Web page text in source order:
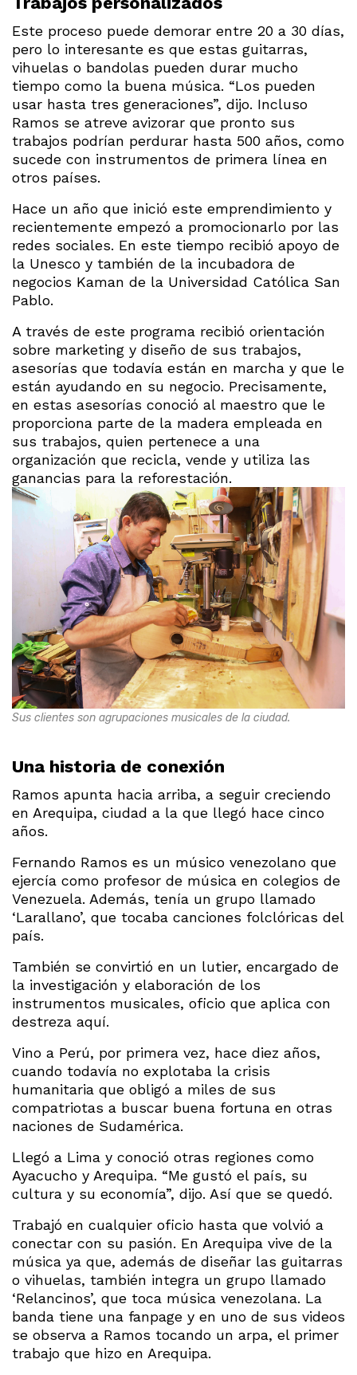
Este proceso puede demorar entre 20 a 30 días,
pero lo interesante es que estas guitarras,
vihuelas o bandolas pueden durar mucho
tiempo como la buena música. “Los pueden
usar hasta tres generaciones”, dijo. Incluso
Ramos se atreve avizorar que pronto sus
trabajos podrían perdurar hasta 500 años, como
sucede con instrumentos de primera línea en
otros países.
Hace un año que inició este emprendimiento y
recientemente empezó a promocionarlo por las
redes sociales. En este tiempo recibió apoyo de
la Unesco y también de la incubadora de
negocios Kaman de la Universidad Católica San
Pablo.
A través de este programa recibió orientación
sobre marketing y diseño de sus trabajos,
asesorías que todavía están en marcha y que le
están ayudando en su negocio. Precisamente,
en estas asesorías conoció al maestro que le
proporciona parte de la madera empleada en
sus trabajos, quien pertenece a una
organización que recicla, vende y utiliza las
ganancias para la reforestación.
Sus clientes son agrupaciones musicales de la ciudad.
Una historia de conexión
Ramos apunta hacia arriba, a seguir creciendo
en Arequipa, ciudad a la que llegó hace cinco
años.
Fernando Ramos es un músico venezolano que
ejercía como profesor de música en colegios de
Venezuela. Además, tenía un grupo llamado
‘Larallano’, que tocaba canciones folclóricas del
país.
También se convirtió en un lutier, encargado de
la investigación y elaboración de los
instrumentos musicales, oficio que aplica con
destreza aquí.
Vino a Perú, por primera vez, hace diez años,
cuando todavía no explotaba la crisis
humanitaria que obligó a miles de sus
compatriotas a buscar buena fortuna en otras
naciones de Sudamérica.
Llegó a Lima y conoció otras regiones como
Ayacucho y Arequipa. “Me gustó el país, su
cultura y su economía”, dijo. Así que se quedó.
Trabajó en cualquier oficio hasta que volvió a
conectar con su pasión. En Arequipa vive de la
música ya que, además de diseñar las guitarras
o vihuelas, también integra un grupo llamado
‘Relancinos’, que toca música venezolana. La
banda tiene una fanpage y en uno de sus videos
se observa a Ramos tocando un arpa, el primer
trabajo que hizo en Arequipa.